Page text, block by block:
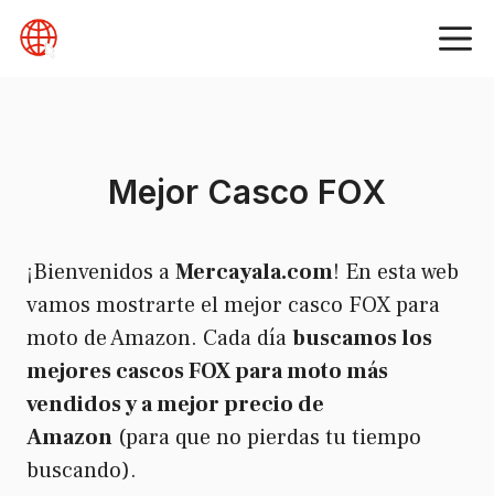
Skip
Mejor Casco FOX
¡Bienvenidos aMercayala.com! En esta web
vamos mostrarte el mejor casco FOX para
moto de Amazon. Cada díabuscamos los
mejores cascos FOX para moto más
vendidos y a mejor precio de
Amazon (para que no pierdas tu tiempo
buscando).